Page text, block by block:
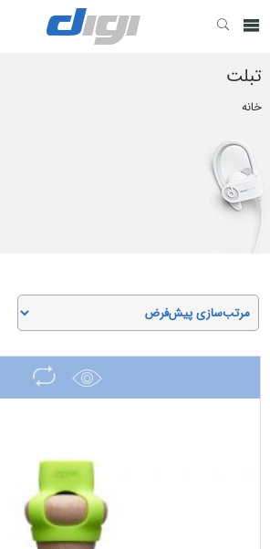
تبلت
خانه